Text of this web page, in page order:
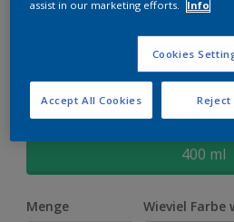
Dulux Fresh Up für Heizkörper -
Nur
Größe
400 ml
Menge Wieviel
assist in our marketing efforts.
Info
Cookies
Reject
Accept All Cookies